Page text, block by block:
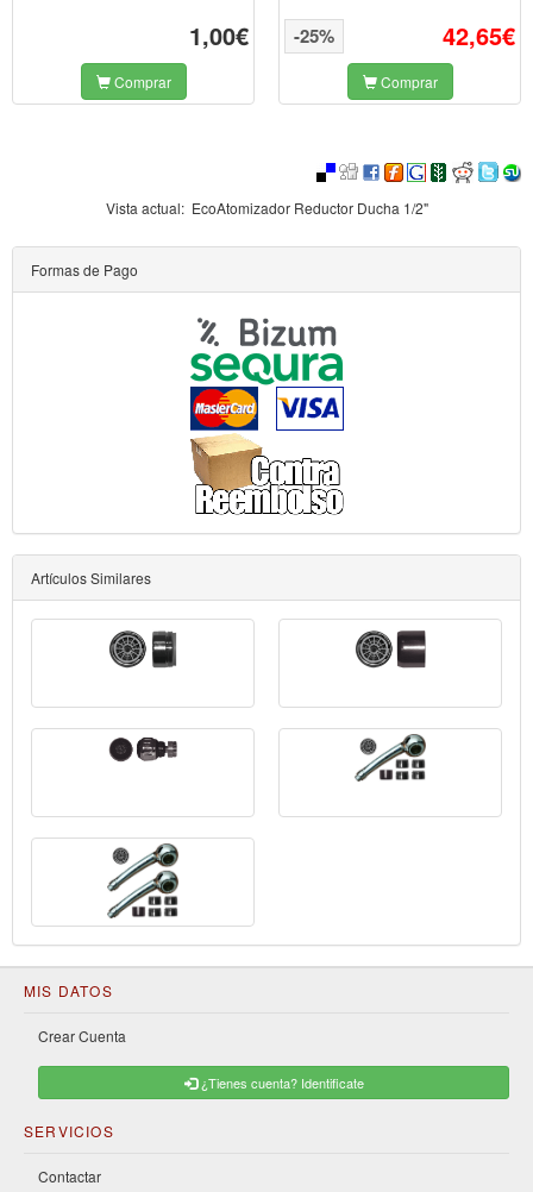
1,00€
Comprar
42,65€
-25%
Comprar
Vista actual: EcoAtomizador Reductor Ducha 1/2"
Formas de Pago
Artículos Similares
MIS DATOS
Crear Cuenta
¿Tienes cuenta? Identificate
SERVICIOS
Contactar